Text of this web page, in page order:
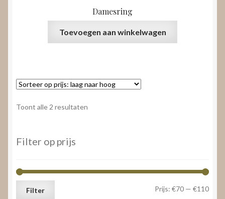
Damesring
Toevoegen aan winkelwagen
Toont alle 2 resultaten
Filter op prijs
Min.
Max.
Filter Prijs: €70 — €110